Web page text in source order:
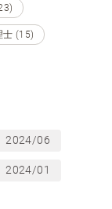
士 (15)
2024/06
2024/01